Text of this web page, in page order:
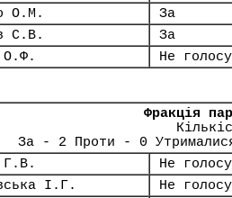
О.М.
За
С.В.
За
О.Ф.
Не
Фракція
За - 2 Проти - 0
Г.В.
Не
І.Г.
Не